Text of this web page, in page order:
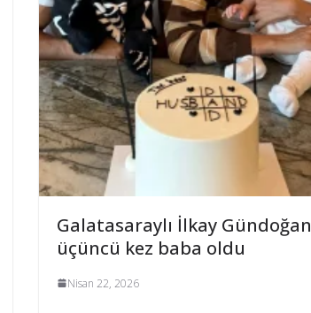
Galatasaraylı İlkay Gündoğan
üçüncü kez baba oldu
Nisan 22, 2026